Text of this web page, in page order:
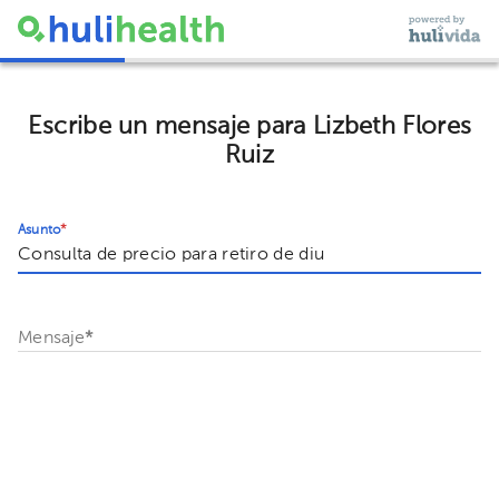
Escribe un mensaje para Lizbeth Flores
Ruiz
Asunto*
Mensaje*